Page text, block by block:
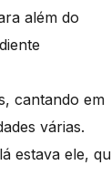
além do
cantando em
várias.
estava ele,